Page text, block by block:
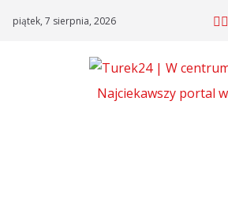
piątek, 7 sierpnia, 2026
Najciekawszy portal